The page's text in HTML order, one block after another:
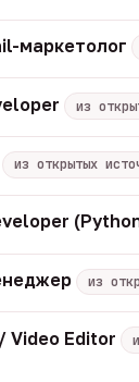
маркетолог
из
из открытых
из
Video Editor